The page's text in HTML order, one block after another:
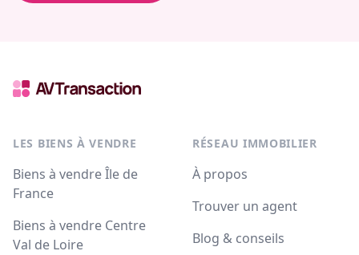
LES BIENS À VENDRE
Biens à vendre Île de
France
Biens à vendre Centre
Val de Loire
RÉSEAU IMMOBILIER
À propos
Trouver un agent
Blog & conseils